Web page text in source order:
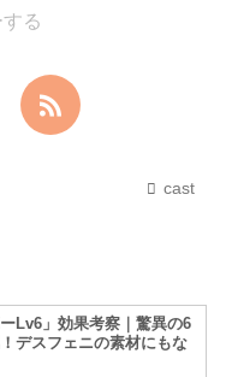
る
cast
ーLv6」効果考察｜驚異の6
デスフェニの素材にもな